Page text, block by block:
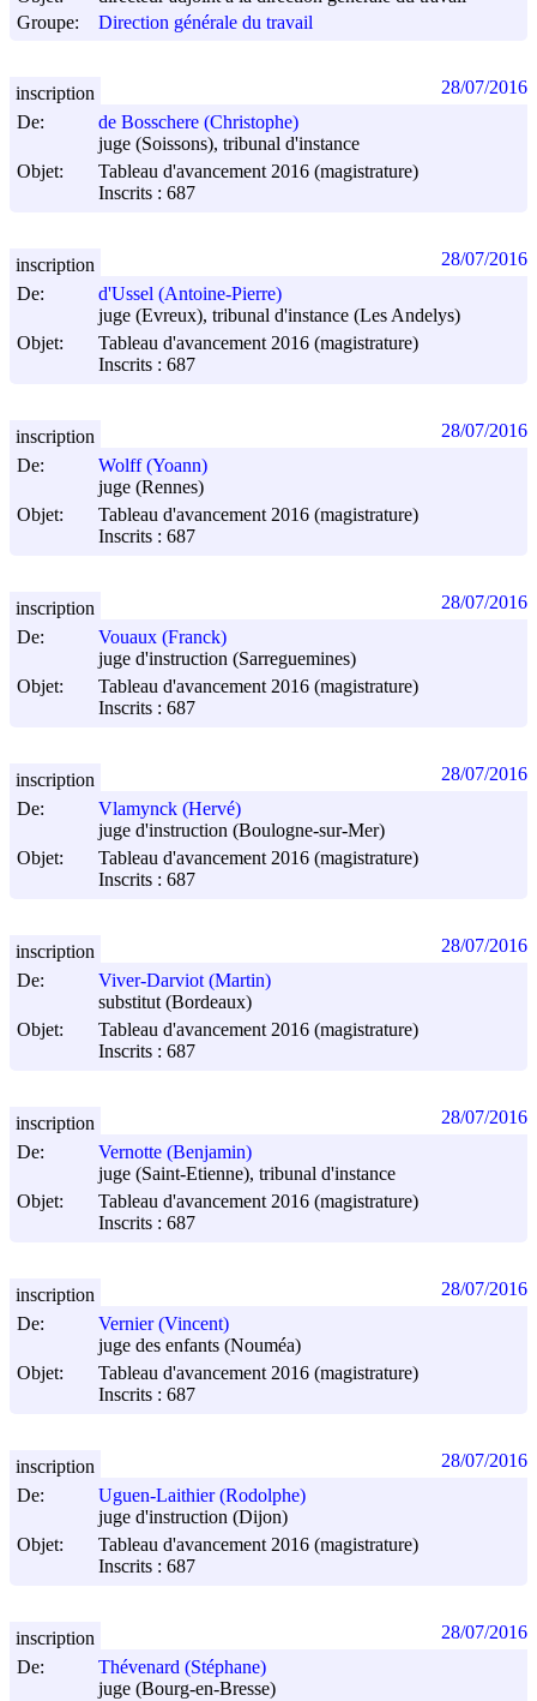
Groupe:
Direction générale du travail
De:
de Bosschere (Christophe)
juge (Soissons), tribunal d'instance
Objet:
Tableau d'avancement 2016 (magistrature)
Inscrits : 687
inscription 28/07/2016
De:
d'Ussel (Antoine-Pierre)
juge (Evreux), tribunal d'instance (Les Andelys)
Objet:
Tableau d'avancement 2016 (magistrature)
Inscrits : 687
inscription 28/07/2016
De:
Wolff (Yoann)
juge (Rennes)
Objet:
Tableau d'avancement 2016 (magistrature)
Inscrits : 687
inscription 28/07/2016
De:
Vouaux (Franck)
juge d'instruction (Sarreguemines)
Objet:
Tableau d'avancement 2016 (magistrature)
Inscrits : 687
inscription 28/07/2016
De:
Vlamynck (Hervé)
juge d'instruction (Boulogne-sur-Mer)
Objet:
Tableau d'avancement 2016 (magistrature)
Inscrits : 687
inscription 28/07/2016
De:
Viver-Darviot (Martin)
substitut (Bordeaux)
Objet:
Tableau d'avancement 2016 (magistrature)
Inscrits : 687
inscription 28/07/2016
De:
Vernotte (Benjamin)
juge (Saint-Etienne), tribunal d'instance
Objet:
Tableau d'avancement 2016 (magistrature)
Inscrits : 687
inscription 28/07/2016
De:
Vernier (Vincent)
juge des enfants (Nouméa)
Objet:
Tableau d'avancement 2016 (magistrature)
Inscrits : 687
inscription 28/07/2016
De:
Uguen-Laithier (Rodolphe)
juge d'instruction (Dijon)
Objet:
Tableau d'avancement 2016 (magistrature)
Inscrits : 687
inscription 28/07/2016
De:
Thévenard (Stéphane)
juge (Bourg-en-Bresse)
inscription 28/07/2016